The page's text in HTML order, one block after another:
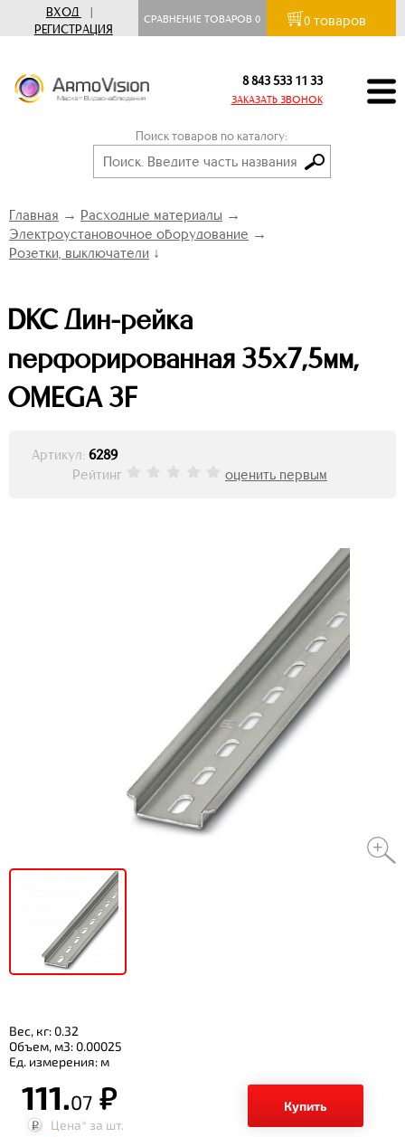
ВХОД
|
РЕГИСТРАЦИЯ
СРАВНЕНИЕ ТОВАРОВ0 0 товаров
8 843 533 11 33
ЗАКАЗАТЬ ЗВОНОК
Поиск товаров по каталогу:
Главная → Расходные материалы →
Электроустановочное оборудование →
Розетки, выключатели ↓
DKC Дин-рейка
перфорированная 35х7,5мм,
OMEGA 3F
Артикул: 6289
Рейтинг
оценить первым
Вес, кг: 0.32
Объем, м3: 0.00025
Ед. измерения: м
111.07 р.
Купить
Цена* за шт.